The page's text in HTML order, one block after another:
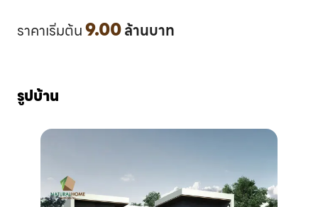
ราคาเริ่มต้น9.00ล้านบาท
รูปบ้าน